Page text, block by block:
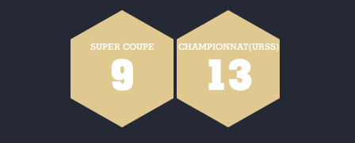
SUPER COUPE
9
CHAMPIONNAT(URSS)
13